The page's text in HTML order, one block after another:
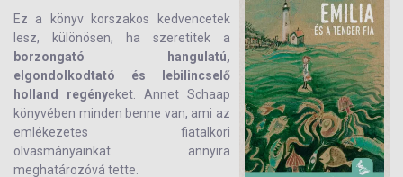
Ez a könyv korszakos kedvencetek
lesz, különösen, ha szeretitek a
borzongató hangulatú,
elgondolkodtató és lebilincselő
holland regényeket. Annet Schaap
könyvében minden benne van, ami az
emlékezetes fiatalkori
olvasmányainkat annyira
meghatározóvá tette.